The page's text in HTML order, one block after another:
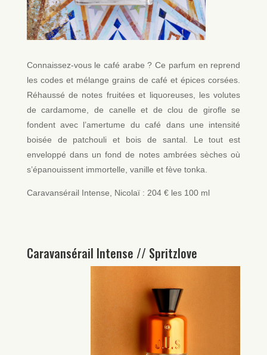
Connaissez-vous le café arabe ? Ce parfum en reprend
les codes et mélange grains de café et épices corsées.
Réhaussé de notes fruitées et liquoreuses, les volutes
de cardamome, de canelle et de clou de girofle se
fondent avec l’amertume du café dans une intensité
boisée de patchouli et bois de santal. Le tout est
enveloppé dans un fond de notes ambrées sèches où
s’épanouissent immortelle, vanille et fève tonka.
Caravansérail Intense, Nicolaï : 204 € les 100 ml
Caravansérail Intense // Spritzlove